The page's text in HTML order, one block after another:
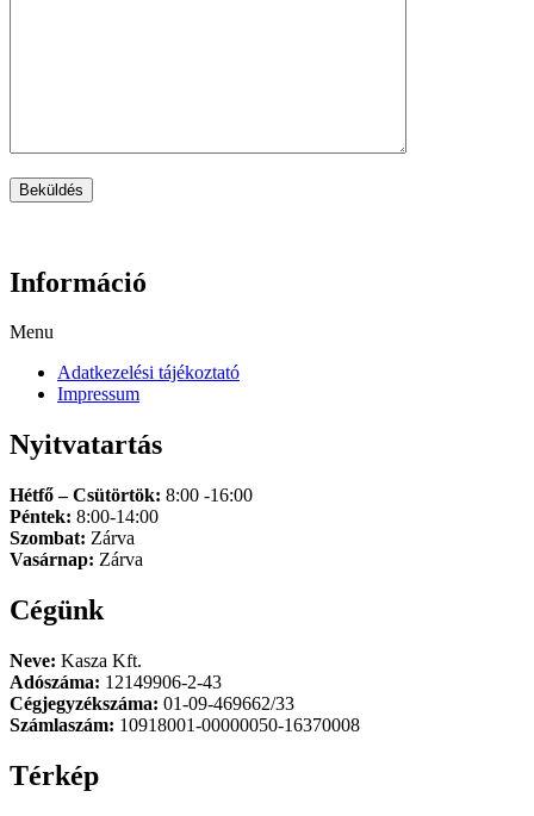
Információ
Menu
Adatkezelési tájékoztató
Impressum
Nyitvatartás
Hétfő – Csütörtök: 8:00 -16:00
Péntek: 8:00-14:00
Szombat: Zárva
Vasárnap: Zárva
Cégünk
Neve: Kasza Kft.
Adószáma: 12149906-2-43
Cégjegyzékszáma: 01-09-469662/33
Számlaszám: 10918001-00000050-16370008
Térkép